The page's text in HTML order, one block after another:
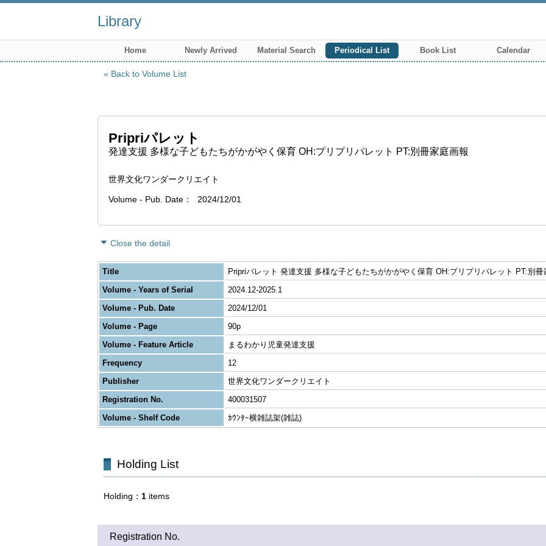
Library
Home Newly Arrived Material Search Periodical List Book List Calendar
Back to Volume List
Pripriパレット
発達支援 多様な子どもたちがかがやく保育 OH:プリプリパレット PT:別冊家庭画報
世界文化ワンダークリエイト
Volume - Pub. Date 2024/12/01
Close the detail
Title
Pripriパレット 発達支援 多様な子どもたちがかがやく保育 OH:プリプリパレット PT:別冊
Volume - Years of Serial
2024.12-2025.1
Volume - Pub. Date
2024/12/01
Volume - Page
90p
Volume - Feature Article
まるわかり児童発達支援
Frequency
12
Publisher
世界文化ワンダークリエイト
Registration No.
400031507
Volume - Shelf Code
ｶｳﾝﾀｰ横雑誌架(雑誌)
Holding List
Holding 1 items
Registration No.